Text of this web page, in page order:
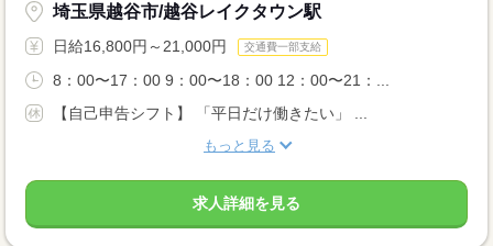
埼玉県越谷市/越谷レイクタウン駅
日給16,800円～21,000円 交通費一部支給
8：00〜17：00 9：00〜18：00 12：00〜21：...
【自己申告シフト】 「平日だけ働きたい」 ...
もっと見る
求人詳細を見る